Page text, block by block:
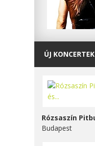
ÚJ KONCERTEK
Budapest